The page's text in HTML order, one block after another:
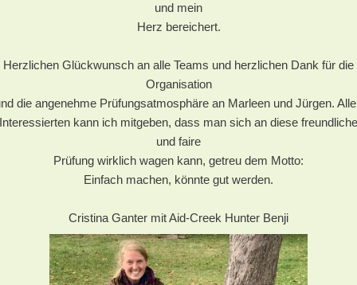
und mein
Herz bereichert.
Herzlichen Glückwunsch an alle Teams und herzlichen Dank für die
Organisation
die angenehme Prüfungsatmosphäre an Marleen und Jürgen.
Interessierten kann ich mitgeben, dass man sich an diese freundliche
und faire
Prüfung wirklich wagen kann, getreu dem Motto:
Einfach machen, könnte gut werden.
Cristina Ganter mit Aid-Creek Hunter Benji